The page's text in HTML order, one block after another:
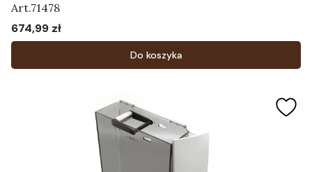
Art.71478
Cena
674,99 zł
Do koszyka